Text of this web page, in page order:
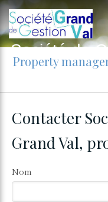
Société de
Property
Contacter
Grand Val,
Nom